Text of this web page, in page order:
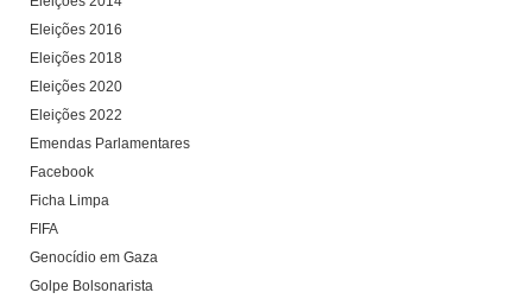
Eleições 2016
Eleições 2018
Eleições 2020
Eleições 2022
Emendas Parlamentares
Facebook
Ficha Limpa
FIFA
Genocídio em Gaza
Golpe Bolsonarista